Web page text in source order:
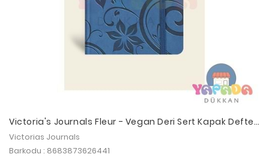
Victoria's Journals Fleur - Vegan Deri Sert Kapak Defter
A5 120 gr., 80 yaprak. Noktalı.Kutulu-Mavi
Victorias Journals
Barkodu : 8683873626441